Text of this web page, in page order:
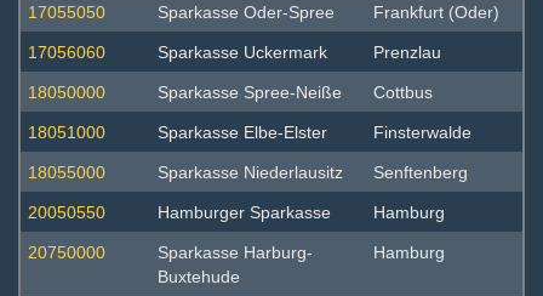
17055050 Sparkasse Oder-Spree Frankfurt (Oder)
17056060 Sparkasse Uckermark Prenzlau
18050000 Sparkasse Spree-Neiße Cottbus
18051000 Sparkasse Elbe-Elster Finsterwalde
18055000 Sparkasse Niederlausitz Senftenberg
20050550 Hamburger Sparkasse Hamburg
20750000
Sparkasse Harburg-
Buxtehude
Hamburg